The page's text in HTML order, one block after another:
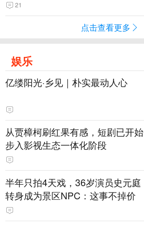
21
点击查看更多
娱乐
亿缕阳光·乡见｜朴实最动人心
从贾樟柯刷红果有感，短剧已开始
步入影视生态一体化阶段
半年只拍4天戏，36岁演员史元庭
转身成为景区NPC：这事不掉价